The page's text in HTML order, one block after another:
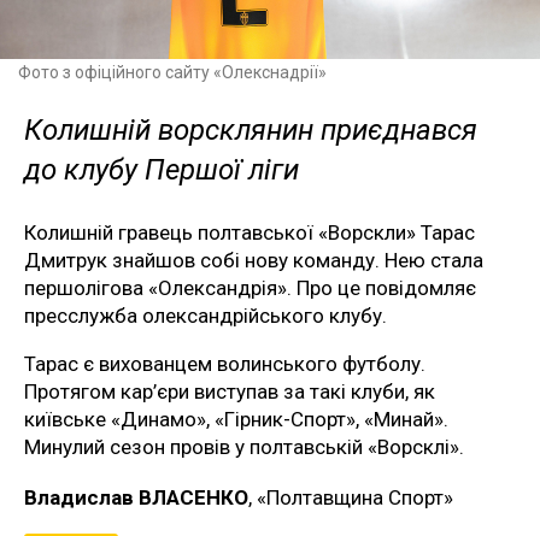
Фото з офіційного сайту «Олекснадрії»
Колишній ворсклянин приєднався
до клубу Першої ліги
Колишній гравець полтавської «Ворскли» Тарас
Дмитрук знайшов собі нову команду. Нею стала
першолігова «Олександрія». Про це повідомляє
пресслужба олександрійського клубу.
Тарас є вихованцем волинського футболу.
Протягом кар’єри виступав за такі клуби, як
київське «Динамо», «Гірник-Спорт», «Минай».
Минулий сезон провів у полтавській «Ворсклі».
Владислав ВЛАСЕНКО, «Полтавщина Спорт»